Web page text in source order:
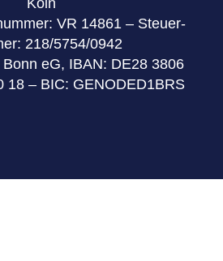
Köln
VR 14861 – Steuer-
218/5754/0942
eG, IBAN: DE28 3806
18 – BIC: GENODED1BRS